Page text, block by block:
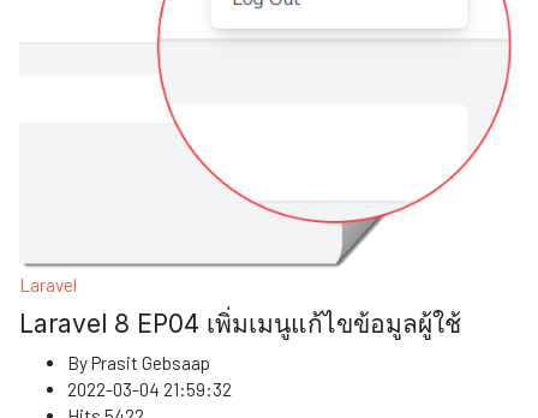
Laravel
Laravel 8 EP04 เพิ่มเมนูแก้ไขข้อมูลผู้ใช้
ByPrasit Gebsaap
2022-03-04 21:59:32